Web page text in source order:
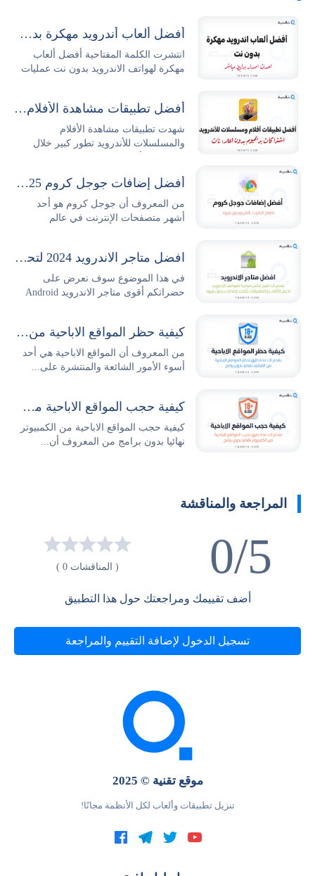
أفضل ألعاب أندرويد مهكرة بدون نت 2026 مجاناً
انتشرت الكلمة المفتاحية أفضل ألعاب
مهكرة لهواتف الاندرويد بدون نت عمليات
أفضل تطبيقات مشاهدة الأفلام والمسلسلات للأندرويد
شهدت تطبيقات مشاهدة الأفلام
والمسلسلات للأندرويد تطور كبير خلال
أفضل إضافات جوجل كروم 2025 وطريقة تثبيتها وإدارتها بكل سهولة
من المعروف أن جوجل كروم هو أحد
أشهر متصفحات الإنترنت في عالم
افضل متاجر الاندرويد 2024 لتحميل التطبيقات والالعاب مجانا
في هذا الموضوع سوف نعرض على
حضراتكم أقوى متاجر الاندرويد Android
كيفية حظر المواقع الاباحية من الهاتف نهائيا بدون برامج
من المعروف أن المواقع الاباحية هي أحد
أسوء الأمور الشائعة والمنتشرة على...
كيفية حجب المواقع الاباحية من الكمبيوتر نهائيا بدون برامج
كيفية حجب المواقع الاباحية من الكمبيوتر
نهائيا بدون برامج من المعروف أن...
المراجعة والمناقشة
0/5 ( المناقشات 0 )
أضف تقييمك ومراجعتك حول هذا التطبيق
تسجيل الدخول لإضافة التقييم والمراجعة
موقع تقنية © 2025
تنزيل تطبيقات وألعاب لكل الأنظمة مجانًا!